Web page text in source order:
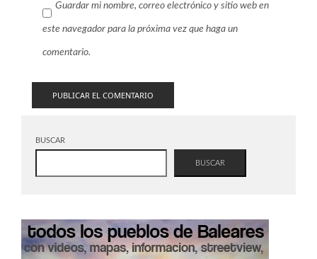
Guardar mi nombre, correo electrónico y sitio web en
este navegador para la próxima vez que haga un
comentario.
BUSCAR
BUSCAR